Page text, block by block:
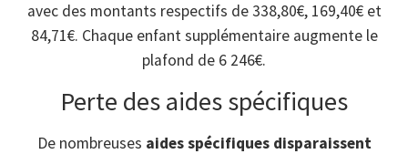
avec des montants respectifs de 338,80€, 169,40€ et
84,71€. Chaque enfant supplémentaire augmente le
plafond de 6 246€.
Perte des aides spécifiques
De nombreuses aides spécifiques disparaissent